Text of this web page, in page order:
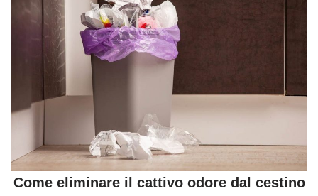
Come eliminare il cattivo odore dal cestino